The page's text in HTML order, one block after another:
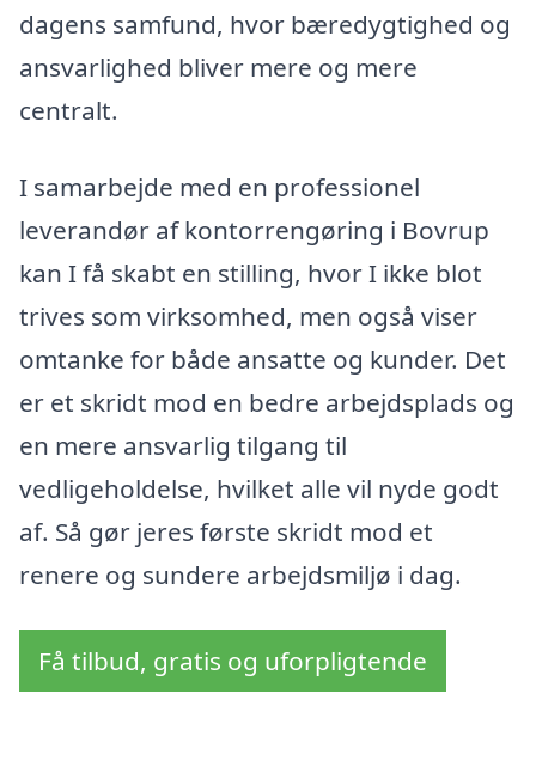
dagens samfund, hvor bæredygtighed og
ansvarlighed bliver mere og mere
centralt.
I samarbejde med en professionel
leverandør af kontorrengøring i Bovrup
kan I få skabt en stilling, hvor I ikke blot
trives som virksomhed, men også viser
omtanke for både ansatte og kunder. Det
er et skridt mod en bedre arbejdsplads og
en mere ansvarlig tilgang til
vedligeholdelse, hvilket alle vil nyde godt
af. Så gør jeres første skridt mod et
renere og sundere arbejdsmiljø i dag.
Få tilbud, gratis og uforpligtende